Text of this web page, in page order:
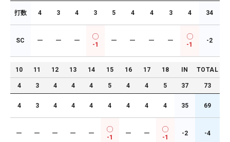
打数 4 3 4 3 5 4 4 3 4 34
SC ー ー ー
-1
ー ー ー ー
-1
-2
10 11 12 13 14 15 16 17 18 IN TOTAL
4 3 4 4 4 5 4 4 5 37 73
4 3 4 4 4 4 4 4 4 35 69
ー ー ー ー ー
-1
ー ー
-1
-2 -4